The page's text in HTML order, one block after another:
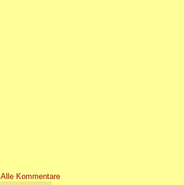
Alle Kommentare